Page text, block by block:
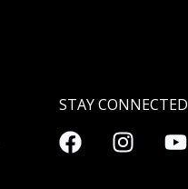
STAY CONNECTED